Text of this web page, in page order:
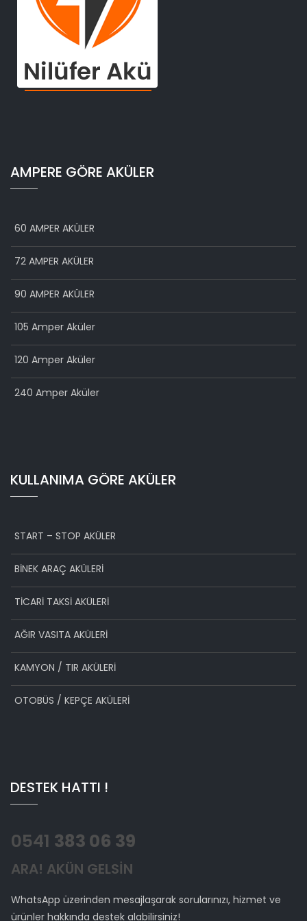
AMPERE GÖRE AKÜLER
60 AMPER AKÜLER
72 AMPER AKÜLER
90 AMPER AKÜLER
105 Amper Aküler
120 Amper Aküler
240 Amper Aküler
KULLANIMA GÖRE AKÜLER
START – STOP AKÜLER
BİNEK ARAÇ AKÜLERİ
TİCARİ TAKSİ AKÜLERİ
AĞIR VASITA AKÜLERİ
KAMYON / TIR AKÜLERİ
OTOBÜS / KEPÇE AKÜLERİ
DESTEK HATTI !
0541 383 06 39
ARA! AKÜN GELSİN
WhatsApp üzerinden mesajlaşarak sorularınızı, hizmet ve
ürünler hakkında destek alabilirsiniz!